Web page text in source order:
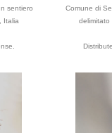
sentiero
Italia
Comune di